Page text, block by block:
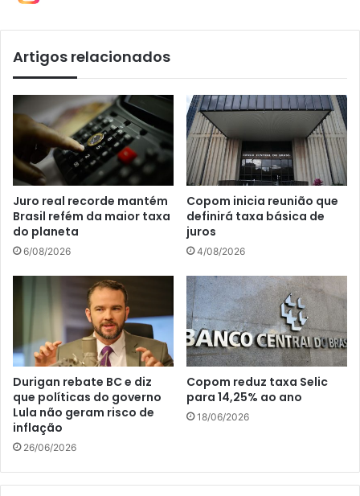
Artigos relacionados
Juro real recorde mantém
Brasil refém da maior taxa
do planeta
6/08/2026
Copom inicia reunião que
definirá taxa básica de
juros
4/08/2026
Durigan rebate BC e diz
que políticas do governo
Lula não geram risco de
inflação
26/06/2026
Copom reduz taxa Selic
para 14,25% ao ano
18/06/2026